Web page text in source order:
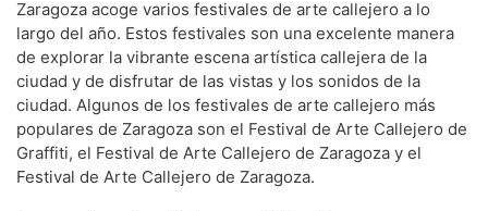
Zaragoza acoge varios festivales de arte callejero a lo
largo del año. Estos festivales son una excelente manera
de explorar la vibrante escena artística callejera de la
ciudad y de disfrutar de las vistas y los sonidos de la
ciudad. Algunos de los festivales de arte callejero más
populares de Zaragoza son el Festival de Arte Callejero de
Graffiti, el Festival de Arte Callejero de Zaragoza y el
Festival de Arte Callejero de Zaragoza.